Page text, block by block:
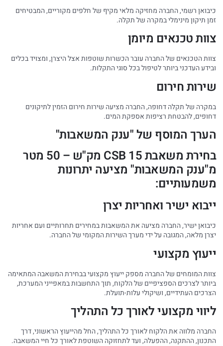
כיבואן רשמי, החברה מחזיקה מלאי מקיף של חלפים מקוריים, המבטיחים
זמן תיקון מינימלי במקרה של תקלה.
צוות טכנאים מיומן
צוות הטכנאים של החברה עובר הכשרות שוטפות אצל היצרן, ומצויד בכלים
ובידע העדכני ביותר לטיפול בכל סוגי התקלות.
שירות חירום
במקרה של תקלה דחופה, החברה מציעה שירות חירום הזמין לתיקונים
דחופים, להבטחת רציפות אספקת המים.
הערך המוסף של "ענק המשאבות"
בחירת משאבת CSB 15 מק"ש – 50 מטר
מ"ענק המשאבות" מציעה יתרונות
משמעותיים:
ייבוא ישיר ואחריות יצרן
כיבואן ישיר, החברה מציעה את המשאבות במחירים תחרותיים ועם אחריות
יצרן מלאה, המגובה על ידי מערך השירות המקומי של החברה.
ייעוץ מקצועי
צוות המומחים של החברה מספק ייעוץ מקצועי בבחירת המשאבה המתאימה
ביותר לצרכים הספציפיים של הלקוח, תוך התחשבות במאפייני המערכת,
הצרכים העתידיים, ושיקולי עלות-תועלת.
ליווי מקצועי לאורך כל התהליך
החברה מלווה את הלקוח לאורך כל התהליך, החל מהייעוץ הראשוני, דרך
התכנון, ההתקנה, ההפעלה, ועד לתחזוקה השוטפת לאורך כל חיי המשאבה.